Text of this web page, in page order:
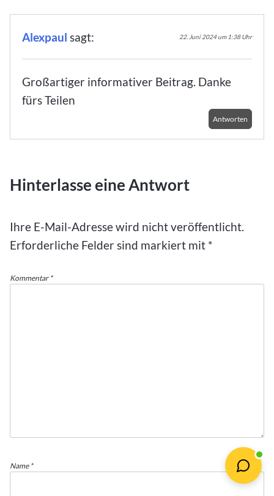
Alexpaul sagt: 22. Juni 2024 um 1:38 Uhr
Großartiger informativer Beitrag. Danke
fürs Teilen
Antworten
Hinterlasse eine Antwort
Ihre E-Mail-Adresse wird nicht veröffentlicht.
Erforderliche Felder sind markiert mit *
Kommentar *
Name *